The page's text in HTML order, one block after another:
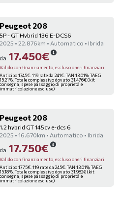
Peugeot 208
5P - GT Hybrid 136 E-DCS6
2025 • 22.876km • Automatico • Ibrida
da 17.450€
Valido con finanziamento, escluso oneri finanziari
Anticipo 1745€. 119 rate da 241€. TAN 13.01% TAEG
15.21%. Totale complessivo dovuto 31.476€ (kit
consegna, spese passaggio di proprietà e
immatricolazione escluse)
Peugeot 208
1.2 hybrid GT 145cv e-dcs 6
2025 • 16.670km • Automatico • Ibrida
da 17.750€
Valido con finanziamento, escluso oneri finanziari
Anticipo 1775€. 119 rate da 245€. TAN 13.01% TAEG
15.18%. Totale complessivo dovuto 31.982€ (kit
consegna, spese passaggio di proprietà e
immatricolazione escluse)